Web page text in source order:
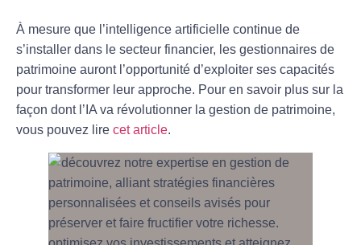
À mesure que l’intelligence artificielle continue de
s’installer dans le secteur financier, les gestionnaires de
patrimoine auront l’opportunité d’exploiter ses capacités
pour transformer leur approche. Pour en savoir plus sur la
façon dont l’IA va révolutionner la gestion de patrimoine,
vous pouvez lire cet article.